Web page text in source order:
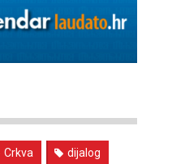
Crkva dijalog